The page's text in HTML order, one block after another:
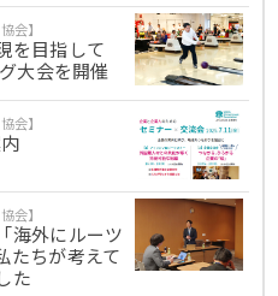
会】
を目指して
大会を開催
会】
会】
海外にルーツ
たちが考えて
た